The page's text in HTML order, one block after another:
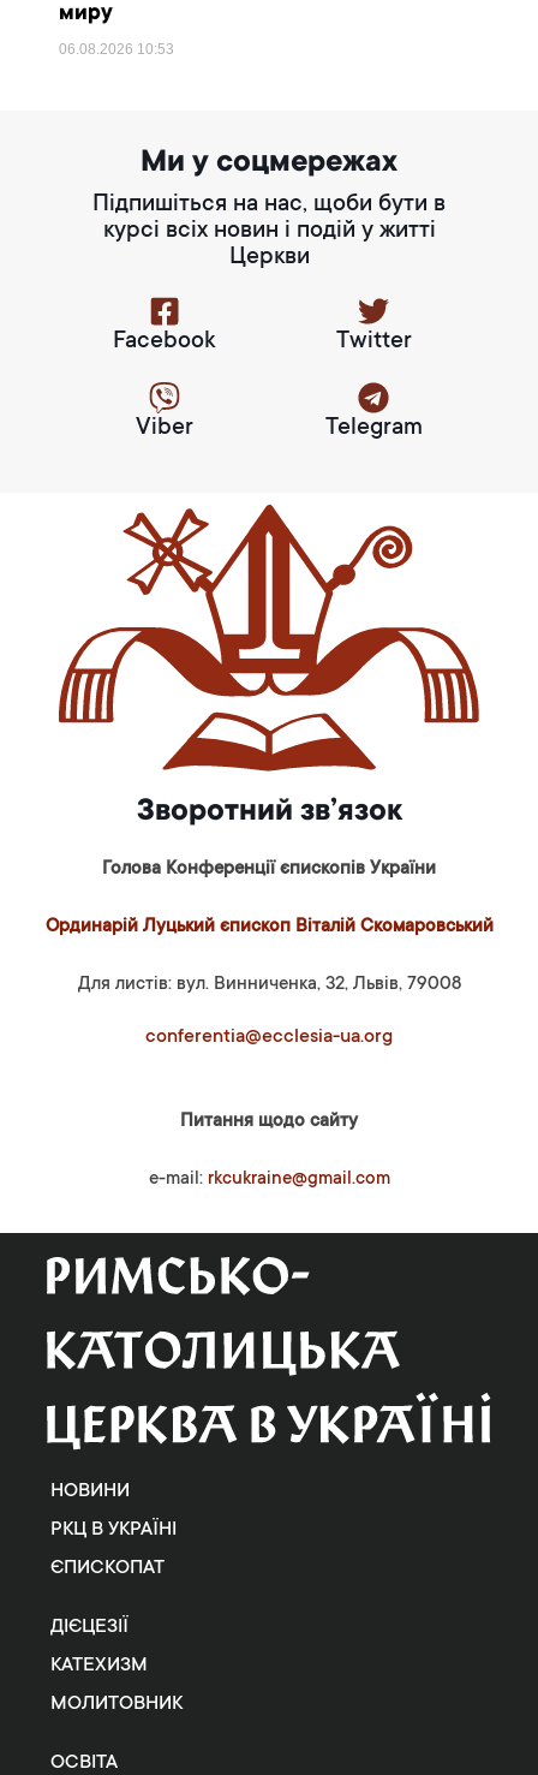
миру
06.08.2026 10:53
Ми у соцмережах
Підпишіться на нас, щоби бути в
курсі всіх новин і подій у житті
Церкви
Facebook Twitter
Viber Telegram
Зворотний зв’язок
Голова Конференції єпископів України
Ординарій Луцький єпископ Віталій Скомаровський
Для листів: вул. Винниченка, 32, Львів, 79008
conferentia@ecclesia-ua.org
Питання щодо сайту
e-mail: rkcukraine@gmail.com
НОВИНИ
РКЦ В УКРАЇНІ
ЄПИСКОПАТ
ДІЄЦЕЗІЇ
КАТЕХИЗМ
МОЛИТОВНИК
ОСВІТА